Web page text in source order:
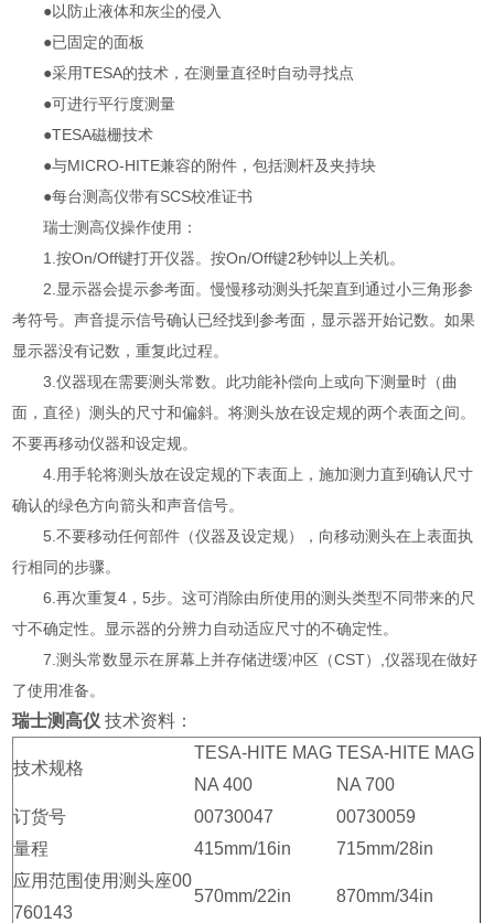
●以防止液体和灰尘的侵入
●已固定的面板
●采用TESA的技术，在测量直径时自动寻找点
●可进行平行度测量
●TESA磁栅技术
●与MICRO-HITE兼容的附件，包括测杆及夹持块
●每台测高仪带有SCS校准证书
瑞士测高仪操作使用：
1.按On/Off键打开仪器。按On/Off键2秒钟以上关机。
2.显示器会提示参考面。慢慢移动测头托架直到通过小三角形参
考符号。声音提示信号确认已经找到参考面，显示器开始记数。如果
显示器没有记数，重复此过程。
3.仪器现在需要测头常数。此功能补偿向上或向下测量时（曲
面，直径）测头的尺寸和偏斜。将测头放在设定规的两个表面之间。
不要再移动仪器和设定规。
4.用手轮将测头放在设定规的下表面上，施加测力直到确认尺寸
确认的绿色方向箭头和声音信号。
5.不要移动任何部件（仪器及设定规），向移动测头在上表面执
行相同的步骤。
6.再次重复4，5步。这可消除由所使用的测头类型不同带来的尺
寸不确定性。显示器的分辨力自动适应尺寸的不确定性。
7.测头常数显示在屏幕上并存储进缓冲区（CST）,仪器现在做好
了使用准备。
瑞士测高仪 技术资料：
技术规格
TESA-HITE MAG
NA 400
TESA-HITE MAG
NA 700
订货号
00730047
00730059
量程
415mm/16in
715mm/28in
应用范围使用测头座00
760143
570mm/22in 870mm/34in